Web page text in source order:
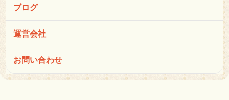
ブログ
運営会社
お問い合わせ